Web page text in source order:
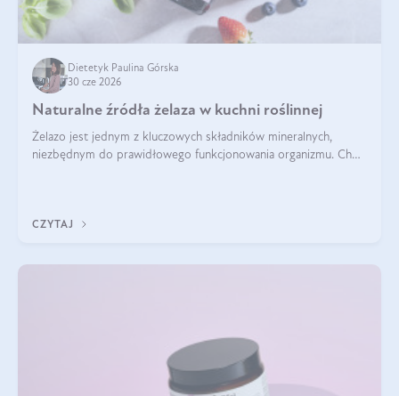
Dietetyk Paulina Górska
30 cze 2026
Naturalne źródła żelaza w kuchni roślinnej
Żelazo jest jednym z kluczowych składników mineralnych,
niezbędnym do prawidłowego funkcjonowania organizmu. Choć
CZYTAJ